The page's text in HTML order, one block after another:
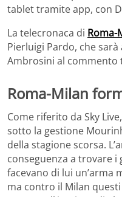
tablet tramite app, con
La telecronaca di Roma-
Pierluigi Pardo, che
Ambrosini al commento
Roma-Milan
Come riferito da Sky
sotto la gestione
della stagione scorsa.
conseguenza a trovare i
facevano di lui un’arma
ma contro il Milan